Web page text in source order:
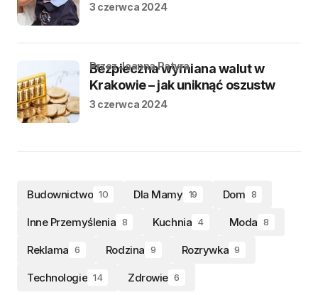
3 czerwca 2024
Bezpieczna wymiana walut w
Krakowie – jak uniknąć oszustw
przez Joanna Patyra
3 czerwca 2024
Budownictwo 10 Dla Mamy 19 Dom 8
Inne Przemyślenia 8 Kuchnia 4 Moda 8
Reklama 6 Rodzina 9 Rozrywka 9
Technologie 14 Zdrowie 6